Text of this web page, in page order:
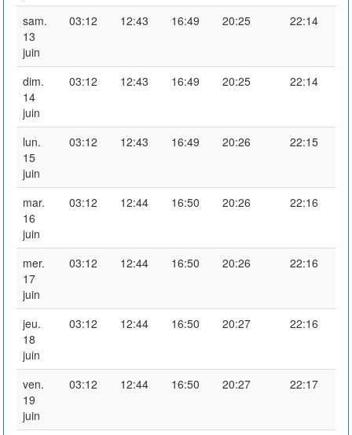
sam.
13
juin
03:12 12:43 16:49 20:25 22:14
dim.
14
juin
03:12 12:43 16:49 20:25 22:14
lun.
15
juin
03:12 12:43 16:49 20:26 22:15
mar.
16
juin
03:12 12:44 16:50 20:26 22:16
mer.
17
juin
03:12 12:44 16:50 20:26 22:16
jeu.
18
juin
03:12 12:44 16:50 20:27 22:16
ven.
19
juin
03:12 12:44 16:50 20:27 22:17